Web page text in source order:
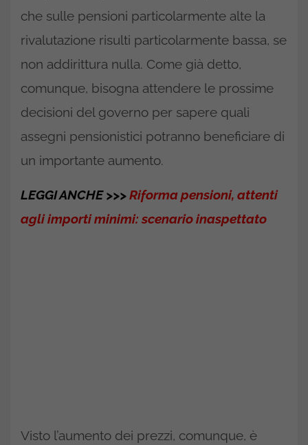
che sulle pensioni particolarmente alte la
rivalutazione risulti particolarmente bassa, se
non addirittura nulla. Come già detto,
comunque, bisogna attendere le prossime
decisioni del governo per sapere quali
assegni pensionistici potranno beneficiare di
un importante aumento.
LEGGI ANCHE >>>Riforma pensioni, attenti
agli importi minimi: scenario inaspettato
Visto l’aumento dei prezzi, comunque, è